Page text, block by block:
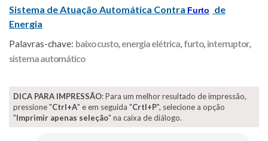
Sistema de Atuação Automática Contra Furto
de
Energia
Palavras-chave: baixo custo, energia elétrica, furto, interruptor,
sistema automático
DICA PARA IMPRESSÃO: Para um melhor resultado de impressão,
pressione "Ctrl+A" e em seguida "Crtl+P", selecione a opção
"Imprimir apenas seleção" na caixa de diálogo.